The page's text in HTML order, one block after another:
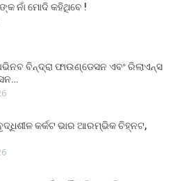
ନାଁ ମୋଦି କହିଥିବେ !
ବିନ୍ଦ୍ରା ଫାଉଣ୍ଡେସନ ଏବଂ ରିଲାଏନ୍ସ
କର୍କଟ ଭାର ଆରମ୍ଭିକ ଚିହ୍ନଟ,